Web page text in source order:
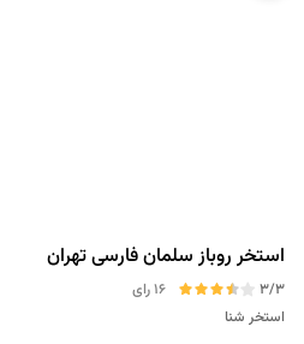
استخر روباز سلمان فارسی تهران
3/3
16 رای
استخر شنا